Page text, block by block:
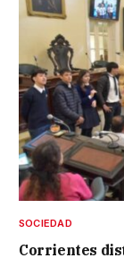
SOCIEDAD
Corrientes